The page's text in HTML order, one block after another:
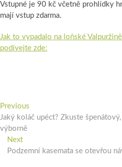
Vstupné je 90 kč včetně prohlídky
mají vstup zdarma.
Jak to vypadalo na loňské
podívejte zde:
Navigace
pro
příspěvek
Previous
post:
Jaký koláč upéct? Zkuste
výborně
NextNext
post:
Podzemní kasemata se otevřou